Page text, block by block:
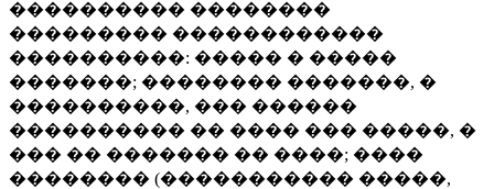
���������� ��������
��������� ������������
����������: ����� � �����
�������; �������� �������, �
����������, ��� ������
���������� �� ���� ��� �����, �
��� �� ������� �� ����; ����
�������� (����������� �����,